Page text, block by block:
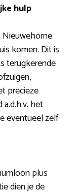
hulp
Nieuwehorne
komen. Dit is
terugkerende
precieze
het
eventueel zelf
plus
dien je de